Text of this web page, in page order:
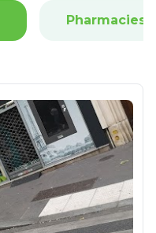
Pharmacies